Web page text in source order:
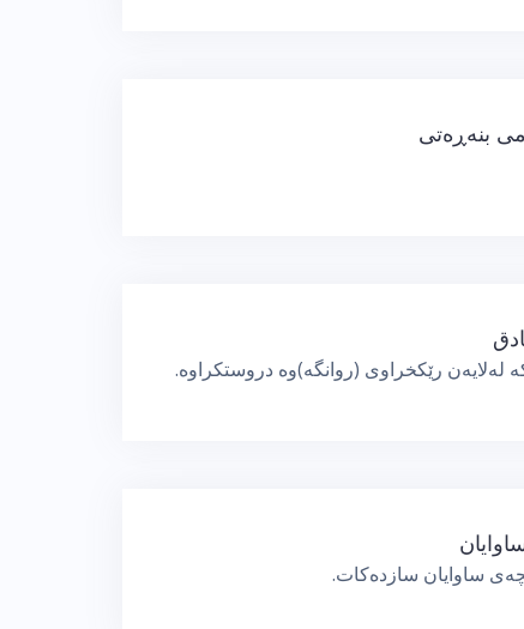
بنەڕەتی
لەلایەن رێكخراوی (روانگە)وە دروستكراوە.
ساوایان سازدەكات.